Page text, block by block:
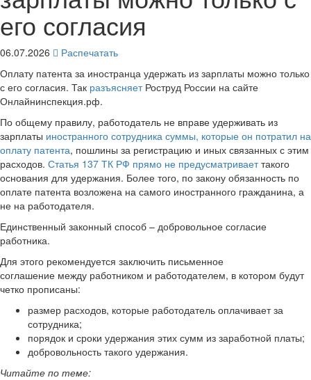
его согласия
06.07.2026
Распечатать
Оплату патента за иностранца удержать из зарплаты можно только
с его согласия. Так разъясняетРоструд России на сайте
Онлайнинспекция.рф.
По общему правилу, работодатель не вправе удерживать из
зарплаты иностранного сотрудника суммы, которые он потратил на
оплату патента, пошлины за регистрацию и иных связанных с этим
расходов. Статья 137 ТК РФ прямо не предусматриваеттакого
основания для удержания. Более того, по закону обязанность по
оплате патента возложена на самого иностранного гражданина, а
не на работодателя.
Единственный законный способ – добровольное согласие
работника.
Для этого рекомендуется заключить письменное
соглашение между работником и работодателем, в котором будут
четко прописаны:
размер расходов, которые работодатель оплачивает за
сотрудника;
порядок и сроки удержания этих сумм из заработной платы;
добровольность такого удержания.
Читайте по теме: